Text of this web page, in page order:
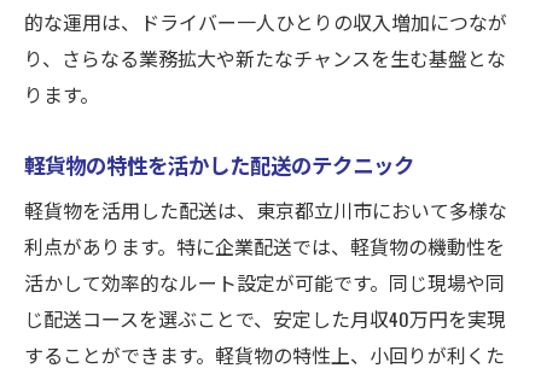
的な運用は、ドライバー一人ひとりの収入増加につなが
り、さらなる業務拡大や新たなチャンスを生む基盤とな
ります。
軽貨物の特性を活かした配送のテクニック
軽貨物を活用した配送は、東京都立川市において多様な
利点があります。特に企業配送では、軽貨物の機動性を
活かして効率的なルート設定が可能です。同じ現場や同
じ配送コースを選ぶことで、安定した月収40万円を実現
することができます。軽貨物の特性上、小回りが利くた